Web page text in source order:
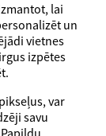
lai
un
vietnes
izpētes
var
savu